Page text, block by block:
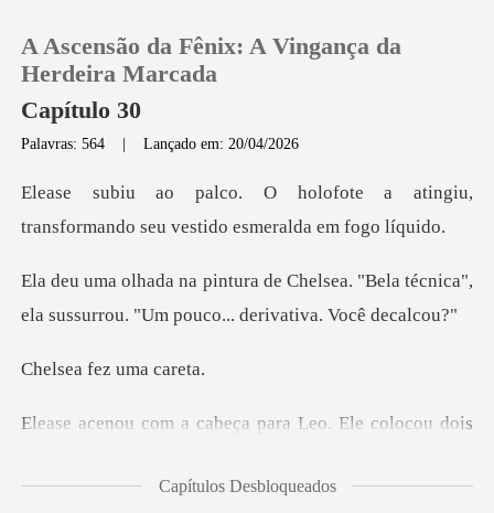
Loja
Histórico
Baixar App
A Ascensão da Fênix: A Vingança da
Herdeira Marcada
Capítulo 30
Palavras: 564 |Lançado em: 20/04/2026
e a atingiu,
transformando seu v
sea. "Bela técnica",
ela sussurrou. "
fez um
ara Leo. Ele colocou dois
Capítulos Desbloqueados